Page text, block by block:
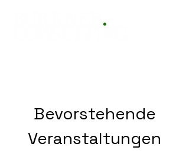
Bevorstehende
Veranstaltungen